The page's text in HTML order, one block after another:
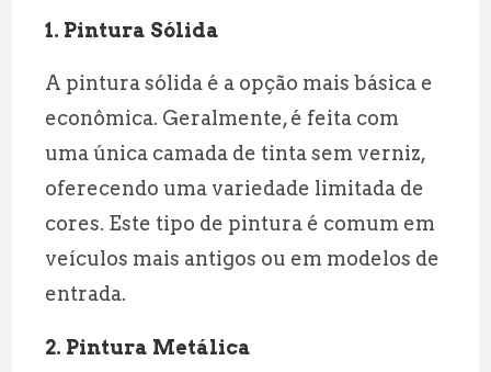
1. Pintura Sólida
A pintura sólida é a opção mais básica e
econômica. Geralmente, é feita com
uma única camada de tinta sem verniz,
oferecendo uma variedade limitada de
cores. Este tipo de pintura é comum em
veículos mais antigos ou em modelos de
entrada.
2. Pintura Metálica